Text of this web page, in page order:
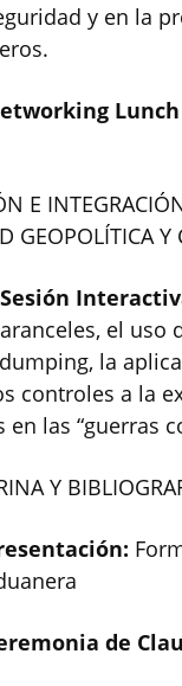
y en la
E
GEOPOLÍTICA Y
el uso
la
controles a la
las “guerras
Y
de